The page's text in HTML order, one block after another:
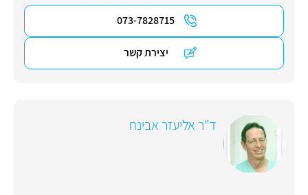
073-7828715
יצירת קשר
ד"ר אליעזר אבינח